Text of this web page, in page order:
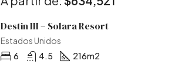
Destin III – Solara Resort
Estados Unidos
6
4.5 216m2